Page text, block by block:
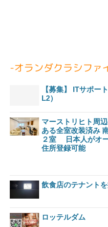
-オランダクラシファ
【募集】 ITサポー
L2）
マーストリヒト周
ある全室改装済み
２室 日本人がオ
住所登録可能
飲食店のテナント
ロッテルダム